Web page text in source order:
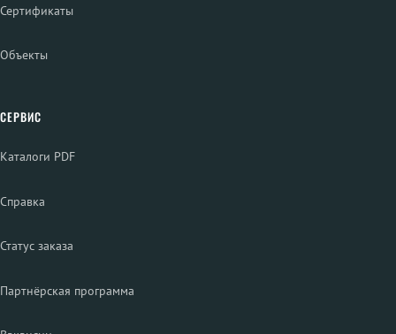
Сертификаты
Объекты
СЕРВИС
Каталоги PDF
Справка
Статус заказа
Партнёрская программа